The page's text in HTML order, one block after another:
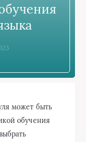
может быть
обучения